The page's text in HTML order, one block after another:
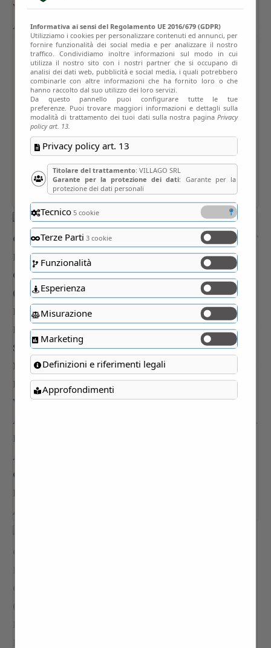
Informativa ai sensi del Regolamento UE 2016/679 (GDPR)
Utilizziamo i cookies per personalizzare contenuti ed annunci, per
fornire funzionalità dei social media e per analizzare il nostro
traffico. Condividiamo inoltre informazioni sul modo in cui
utilizza il nostro sito con i nostri partner che si occupano di
analisi dei dati web, pubblicità e social media, i quali potrebbero
combinarle con altre informazioni che ha fornito loro o che
hanno raccolto dal suo utilizzo dei loro servizi.
Da questo pannello puoi configurare tutte le tue
preferenze. Puoi trovare maggiori informazioni e dettagli sulla
modalità di trattamento dei tuoi dati sulla nostra paginaPrivacy
policy art. 13.
Privacy policy art. 13
Titolare del trattamento: VILLAGO SRL
Garante per la protezione dei dati: Garante per la
protezione dei dati personali
Tecnico5 cookie
Terze Parti 3 cookie
Funzionalità
Esperienza
Misurazione
Marketing
Definizioni e riferimenti legali
Approfondimenti